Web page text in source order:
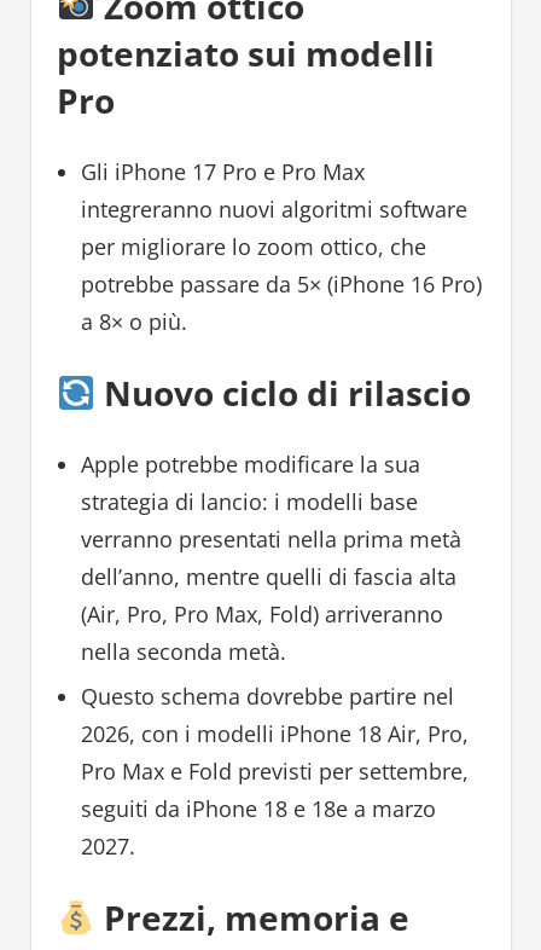
potenziato sui modelli
Pro
Gli iPhone 17 Pro e Pro Max
integreranno nuovi algoritmi software
per migliorare lo zoom ottico, che
potrebbe passare da 5× (iPhone 16 Pro)
a 8× o più.
Nuovo ciclo di rilascio
Apple potrebbe modificare la sua
strategia di lancio: i modelli base
verranno presentati nella prima metà
dell’anno, mentre quelli di fascia alta
(Air, Pro, Pro Max, Fold) arriveranno
nella seconda metà.
Questo schema dovrebbe partire nel
2026, con i modelli iPhone 18 Air, Pro,
Pro Max e Fold previsti per settembre,
seguiti da iPhone 18 e 18e a marzo
2027.
Prezzi, memoria e